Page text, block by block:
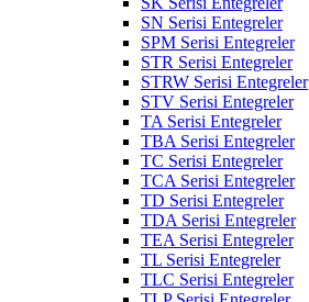
SN Serisi Entegreler
SPM Serisi Entegreler
STR Serisi Entegreler
STRW Serisi Entegreler
STV Serisi Entegreler
TA Serisi Entegreler
TBA Serisi Entegreler
TC Serisi Entegreler
TCA Serisi Entegreler
TD Serisi Entegreler
TDA Serisi Entegreler
TEA Serisi Entegreler
TL Serisi Entegreler
TLC Serisi Entegreler